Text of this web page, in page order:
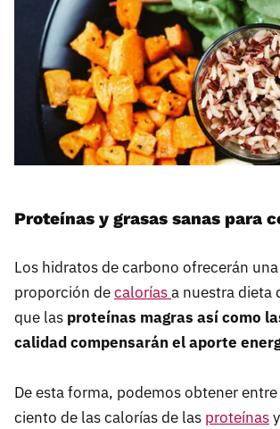
Proteínas y grasas sanas para
Los hidratos de carbono ofrecerán
proporción decaloríasa nuestra dieta
que las proteínas magras así como
calidad compensarán el aporte
De esta forma, podemos obtener
ciento de las calorías de las proteínas